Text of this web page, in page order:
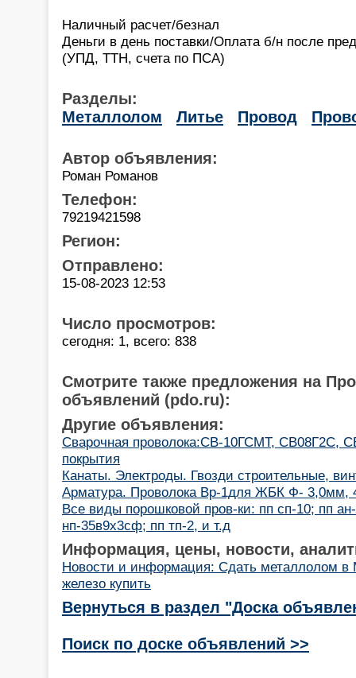
Наличный расчет/безнал
Деньги в день поставки/Оплата б/н после
(УПД, ТТН, счета по ПСА)
Разделы:
Металлолом
Литье Провод
Автор объявления:
Роман Романов
Телефон:
79219421598
Регион:
Отправлено:
15-08-2023 12:53
Число просмотров:
сегодня: 1, всего: 838
Смотрите также предложения на
объявлений (pdo.ru):
Другие объявления:
Cварочная проволока:СВ-10ГСМТ, СВ08Г2С,
покрытия
Канаты. Электроды. Гвозди строительные,
Арматура. Проволока Вр-1для ЖБК Ф-
Все виды порошковой пров-ки: пп сп-10; пп
нп-35в9х3сф; пп тп-2, и т.д
Информация, цены, новости,
Новости и информация: Сдать металлолом в
железо купить
Вернуться в раздел "Доска
Поиск по доске объявлений >>